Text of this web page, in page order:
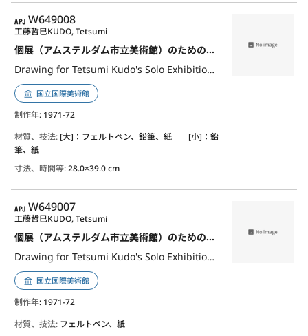
APJ
W649008
個展（アムステルダム市立美術館）のためのドローイング 水槽とドームの部屋2
Drawing for Tetsumi Kudo's Solo Exhibition (Stedelijk Museum Amsterdam) - Room of Aquarium and Dome 2
工藤哲巳KUDO, Tetsumi
国立国際美術館
制作年: 1971-72
材質、技法: [大]：フェルトペン、鉛筆、紙 [小]：鉛
筆、紙
寸法、時間等:28.0×39.0 cm
APJ
W649007
個展（アムステルダム市立美術館）のためのドローイング 水槽とドームの部屋1
Drawing for Tetsumi Kudo's Solo Exhibition (Stedelijk Museum Amsterdam) - Room of Aquarium and Dome 1
工藤哲巳KUDO, Tetsumi
国立国際美術館
制作年: 1971-72
材質、技法: フェルトペン、紙